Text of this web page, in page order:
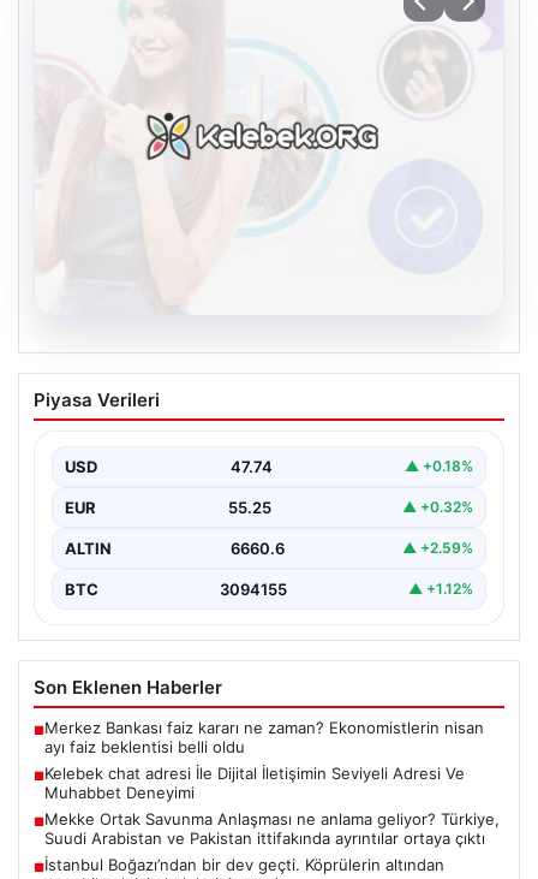
Kelebek chat adresi İle Dijital İletişimin
Seviyeli Adresi Ve Muhabbet Deneyimi
bağlantı sağlaması ciddi bir hassasiyet ifade etmektedir.
Halen…
Piyasa Verileri
USD 47.74 ▲ +0.18%
EUR 55.25 ▲ +0.32%
ALTIN 6660.6 ▲ +2.59%
BTC 3094155 ▲ +1.12%
Son Eklenen Haberler
■Merkez Bankası faiz kararı ne zaman? Ekonomistlerin nisan
ayı faiz beklentisi belli oldu
■Kelebek chat adresi İle Dijital İletişimin Seviyeli Adresi Ve
Muhabbet Deneyimi
■Mekke Ortak Savunma Anlaşması ne anlama geliyor? Türkiye,
Suudi Arabistan ve Pakistan ittifakında ayrıntılar ortaya çıktı
■İstanbul Boğazı’ndan bir dev geçti. Köprülerin altından